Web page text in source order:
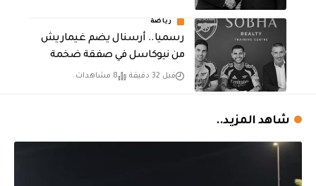
رياضة
رسميا.. أرسنال يضم غيماريش
من نيوكاسل في صفقة ضخمة
قبل 32 دقيقة 8 مشاهدات
شاهد المزيد..